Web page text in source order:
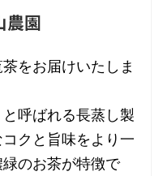
農園
をお届けいたしま
呼ばれる長蒸し製
クと旨味をより一
のお茶が特徴で